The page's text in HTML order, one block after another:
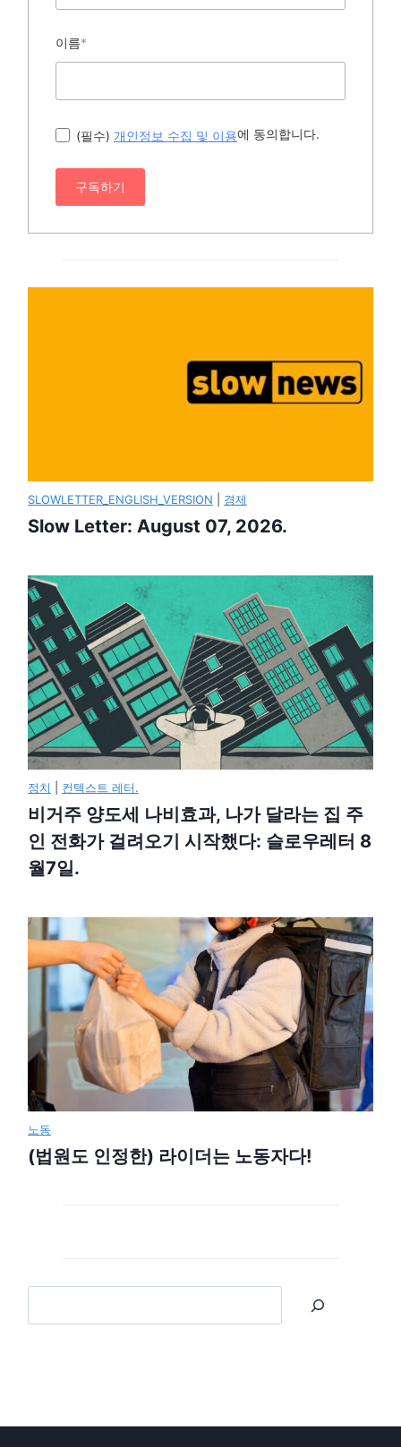
이름*
(필수) 개인정보 수집 및 이용에 동의합니다.
구독하기
SLOWLETTER_ENGLISH_VERSION 경제
Slow Letter: August 07, 2026.
정치 컨텍스트 레터.
비거주 양도세 나비효과, 나가 달라는 집 주
인 전화가 걸려오기 시작했다: 슬로우레터 8
월7일.
노동
(법원도 인정한) 라이더는 노동자다!